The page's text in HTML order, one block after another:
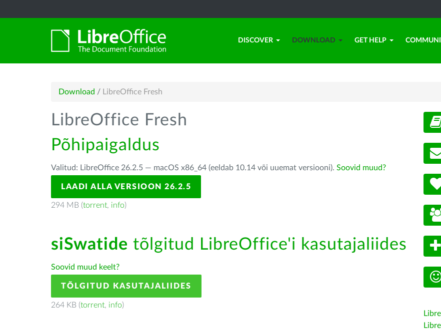
DISCOVER DOWNLOAD GET HELP
Download / LibreOffice Fresh
LibreOffice Fresh
Põhipaigaldus
Valitud: LibreOffice 26.2.5 — macOS x86_64 (eeldab 10.14 või uuemat versiooni). Soovid muud?
LAADI ALLA VERSIOON 26.2.5
294 MB (torrent, info)
siSwatide tõlgitud LibreOffice'i kasutajaliides
Soovid muud keelt?
TÕLGITUD KASUTAJALIIDES
264 KB (torrent, info)